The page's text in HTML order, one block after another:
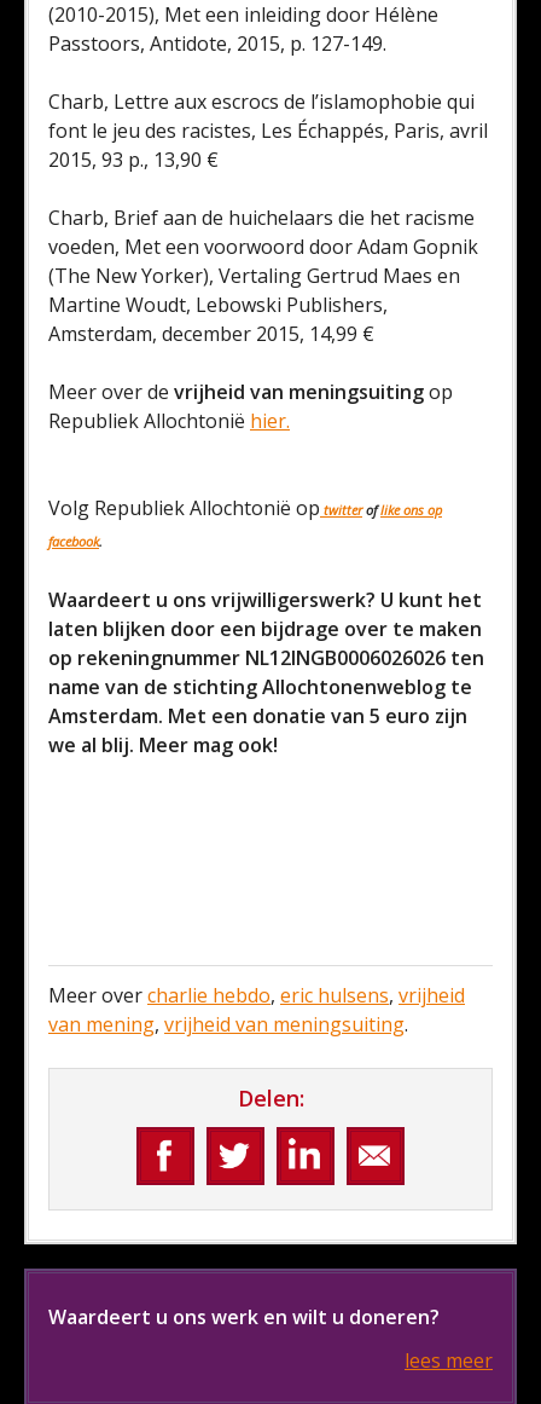
(2010-2015), Met een inleiding door Hélène
Passtoors, Antidote, 2015, p. 127-149.
Charb, Lettre aux escrocs de l’islamophobie qui
font le jeu des racistes, Les Échappés, Paris, avril
2015, 93 p., 13,90 €
Charb, Brief aan de huichelaars die het racisme
voeden, Met een voorwoord door Adam Gopnik
(The New Yorker), Vertaling Gertrud Maes en
Martine Woudt, Lebowski Publishers,
Amsterdam, december 2015, 14,99 €
Meer over de vrijheid van meningsuitingop
Republiek Allochtonië hier.
Volg Republiek Allochtonië op twitteroflike ons op
facebook.
Waardeert u ons vrijwilligerswerk? U kunt het
laten blijken door een bijdrage over te maken
op rekeningnummer NL12INGB0006026026 ten
name van de stichting Allochtonenweblog te
Amsterdam. Met een donatie van 5 euro zijn
we al blij. Meer mag ook!
Meer overcharlie hebdo, eric hulsens, vrijheid
van mening, vrijheid van meningsuiting.
Delen:
Waardeert u ons werk en wilt u doneren?
lees meer